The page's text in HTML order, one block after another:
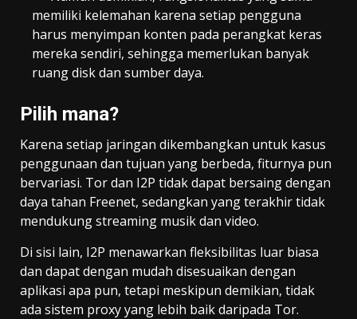
memiliki kelemahan karena setiap pengguna
harus menyimpan konten pada perangkat keras
mereka sendiri, sehingga memerlukan banyak
ruang disk dan sumber daya.
Pilih mana?
Karena setiap jaringan dikembangkan untuk kasus
penggunaan dan tujuan yang berbeda, fiturnya pun
bervariasi. Tor dan I2P tidak dapat bersaing dengan
daya tahan Freenet, sedangkan yang terakhir tidak
mendukung streaming musik dan video.
Di sisi lain, I2P menawarkan fleksibilitas luar biasa
dan dapat dengan mudah disesuaikan dengan
aplikasi apa pun, tetapi meskipun demikian, tidak
ada sistem proxy yang lebih baik daripada Tor.